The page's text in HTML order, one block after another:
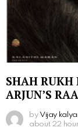
SHAH RUKH
ARJUN’S
by Vijay
about 22